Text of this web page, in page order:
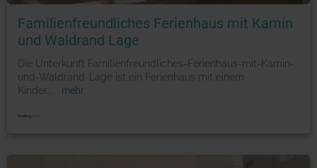
Familienfreundliches Ferienhaus mit Kamin
und Waldrand Lage
Die Unterkunft Familienfreundliches-Ferienhaus-mit-Kamin-
und-Waldrand-Lage ist ein Ferienhaus mit einem
Kinder
mehr